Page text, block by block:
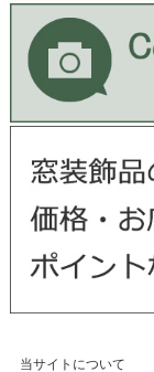
当サイトについて